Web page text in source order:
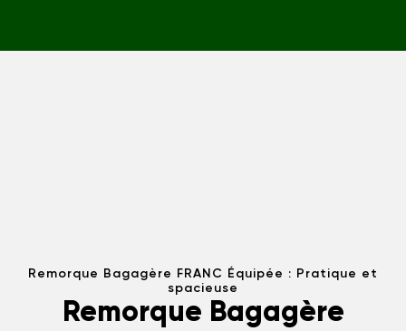
Remorque Bagagère FRANC Équipée : Pratique et
spacieuse
Remorque Bagagère